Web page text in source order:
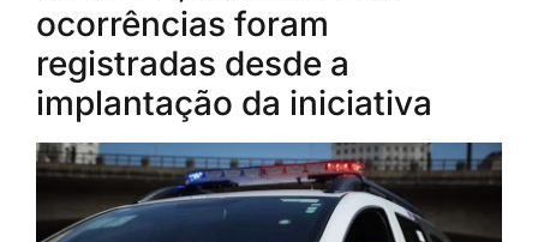
ocorrências foram
registradas desde a
implantação da iniciativa